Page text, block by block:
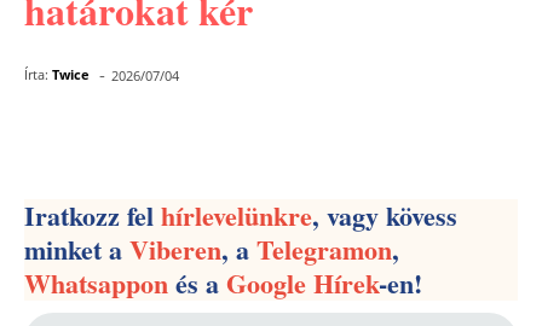
Írta: Twice - 2026/07/04
Iratkozz felhírlevelünkre, vagy kövess
minket aViberen, aTelegramon,
Whatsapponés aGoogle Hírek-en!